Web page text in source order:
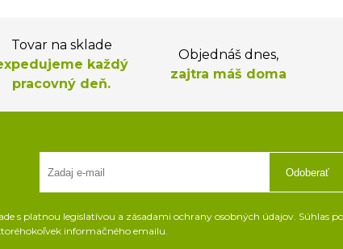
Tovar na sklade
každý
pracovný deň.
Objednáš dnes,
zajtra máš doma
Odoberať
s platnou legislatívou a zásadami ochrany osobných údajov. Súhlas
informačného emailu.